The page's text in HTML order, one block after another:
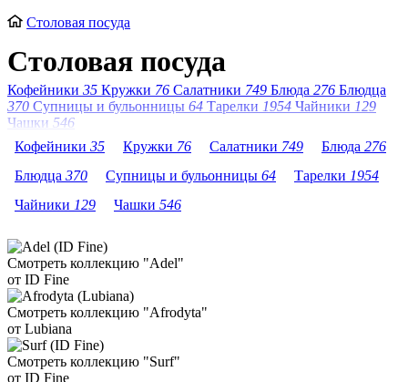
Столовая посуда
Столовая посуда
Кофейники 35 Кружки 76 Салатники 749 Блюда 276 Блюдца
370 Супницы и бульонницы 64 Тарелки 1954 Чайники 129
Чашки 546
Кофейники 35 Кружки 76 Салатники 749 Блюда 276
Блюдца 370 Супницы и бульонницы 64 Тарелки 1954
Чайники 129 Чашки 546
Смотреть коллекцию "Adel"
от ID Fine
Смотреть коллекцию "Afrodyta"
от Lubiana
Смотреть коллекцию "Surf"
от ID Fine